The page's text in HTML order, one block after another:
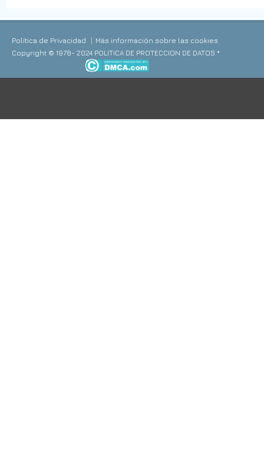
Política de Privacidad
Más información sobre las cookies
Copyright © 1978- 2024 POLITICA DE PROTECCION DE DATOS *